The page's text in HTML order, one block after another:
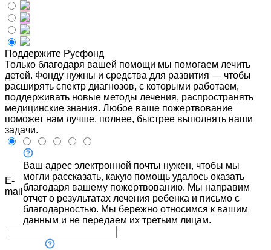
Поддержите Русфонд
Только благодаря вашей помощи мы помогаем лечить
детей. Фонду нужны и средства для развития — чтобы
расширять спектр диагнозов, с которыми работаем,
поддерживать новые методы лечения, распространять
медицинские знания. Любое ваше пожертвование
поможет нам лучше, полнее, быстрее выполнять наши
задачи.
E-
mail
Ваш адрес электронной почты нужен, чтобы мы
могли рассказать, какую помощь удалось оказать
благодаря вашему пожертвованию. Мы направим
отчет о результатах лечения ребенка и письмо с
благодарностью. Мы бережно относимся к вашим
данным и не передаем их третьим лицам.